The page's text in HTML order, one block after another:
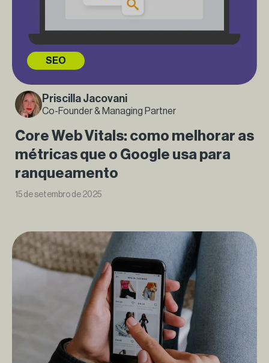
SEO
Priscilla Jacovani
Co-Founder & Managing Partner
Core Web Vitals: como melhorar as
métricas que o Google usa para
ranqueamento
15 de setembro de 2025